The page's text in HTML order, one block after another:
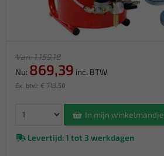
Van: 1.159,18
Nu: 869,39 inc. BTW
Ex. btw: € 718,50
In mijn winkelmandje
Levertijd: 1 tot 3 werkdagen